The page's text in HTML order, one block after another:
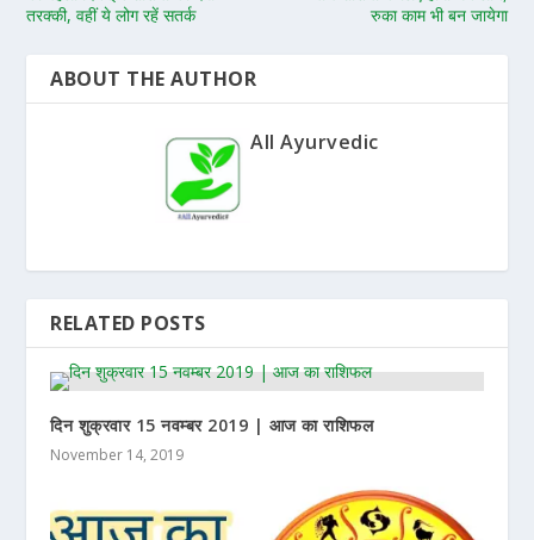
तरक्की, वहीं ये लोग रहें सतर्क
रुका काम भी बन जायेगा
ABOUT THE AUTHOR
All Ayurvedic
RELATED POSTS
दिन शुक्रवार 15 नवम्बर 2019 | आज का राशिफल
November 14, 2019